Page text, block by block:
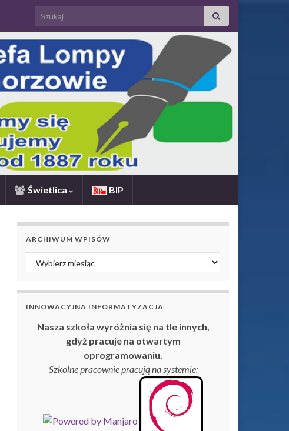
Search for:
Świetlica BIP
ARCHIWUM WPISÓW
Archiwum wpisów
INNOWACYJNA INFORMATYZACJA
Nasza szkoła wyróżnia się na tle innych,
gdyż pracuje na otwartym
oprogramowaniu.
Szkolne pracownie pracują na systemie: